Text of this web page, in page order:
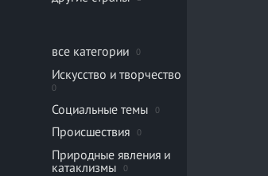
все категории 0
Искусство и творчество
0
Социальные темы 0
Происшествия 0
Природные явления и
катаклизмы
0